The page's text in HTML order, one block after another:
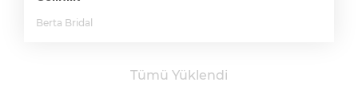
Berta Bridal
Tümü Yüklendi